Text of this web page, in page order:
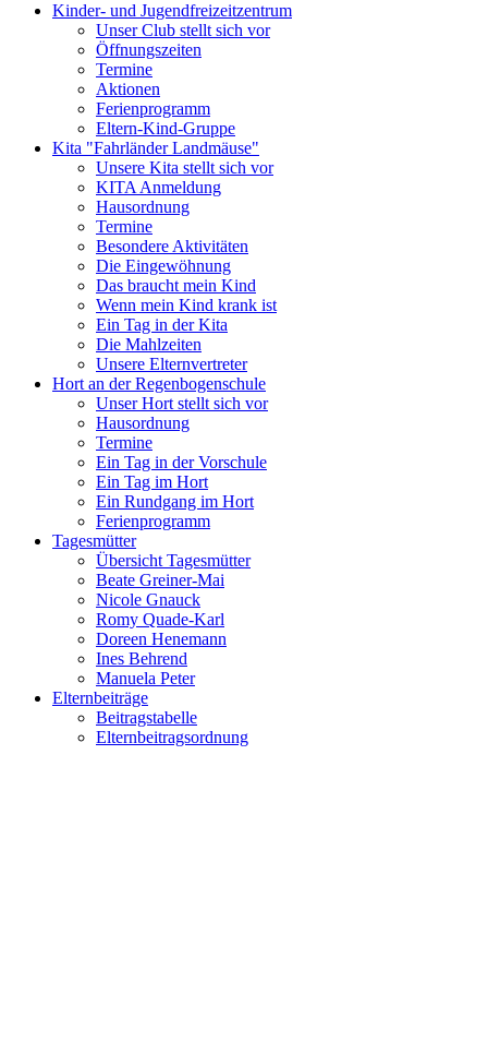
Kinder- und Jugendfreizeitzentrum
Unser Club stellt sich vor
Öffnungszeiten
Termine
Aktionen
Ferienprogramm
Eltern-Kind-Gruppe
Kita "Fahrländer Landmäuse"
Unsere Kita stellt sich vor
KITA Anmeldung
Hausordnung
Termine
Besondere Aktivitäten
Die Eingewöhnung
Das braucht mein Kind
Wenn mein Kind krank ist
Ein Tag in der Kita
Die Mahlzeiten
Unsere Elternvertreter
Hort an der Regenbogenschule
Unser Hort stellt sich vor
Hausordnung
Termine
Ein Tag in der Vorschule
Ein Tag im Hort
Ein Rundgang im Hort
Ferienprogramm
Tagesmütter
Übersicht Tagesmütter
Beate Greiner-Mai
Nicole Gnauck
Romy Quade-Karl
Doreen Henemann
Ines Behrend
Manuela Peter
Elternbeiträge
Beitragstabelle
Elternbeitragsordnung